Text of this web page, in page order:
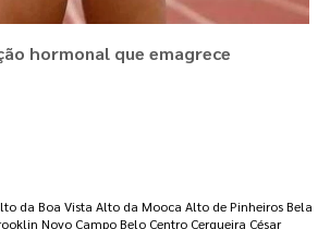
hormonal que emagrece
da Boa Vista Alto da Mooca Alto de Pinheiros Bela
Novo Campo Belo Centro Cerqueira César